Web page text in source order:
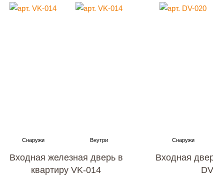
Входная железная дверь в
квартиру VK-014
Входная